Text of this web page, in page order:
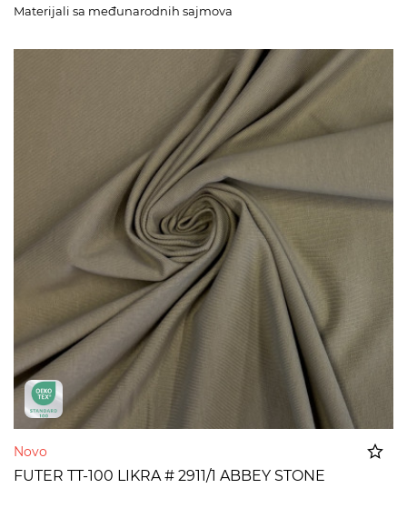
Materijali sa međunarodnih sajmova
Novo
FUTER TT-100 LIKRA # 2911/1 ABBEY STONE